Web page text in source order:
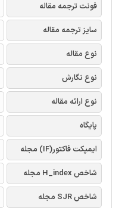
فونت ترجمه مقاله
سایز ترجمه مقاله
نوع مقاله
نوع نگارش
نوع ارائه مقاله
پایگاه
ایمپکت فاکتور(IF) مجله
شاخص H_index مجله
شاخص SJR مجله